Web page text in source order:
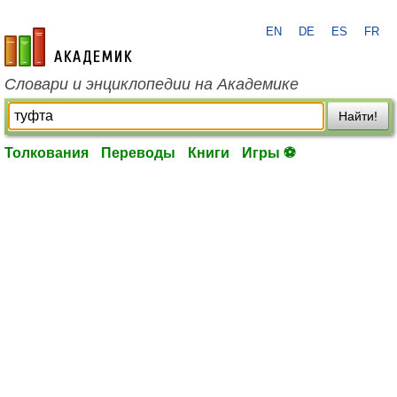
academic.ru
EN DE ES FR
Словари и энциклопедии на Академике
Найти!
Толкования Переводы Книги Игры ⚽